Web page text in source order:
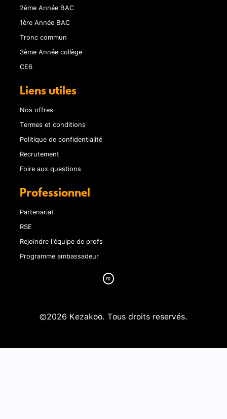
2ème Année BAC
1ère Année BAC
Tronc commun
3ème Année collège
CE6
Liens utiles
Nos offres
Termes et conditions
Politique de confidentialité
Recrutement
Foire aux questions
Professionnel
Partenariat
RSE
Rejoindre l'équipe de profs
Programme ambassadeur
©2026 Kezakoo. Tous droits reservés.